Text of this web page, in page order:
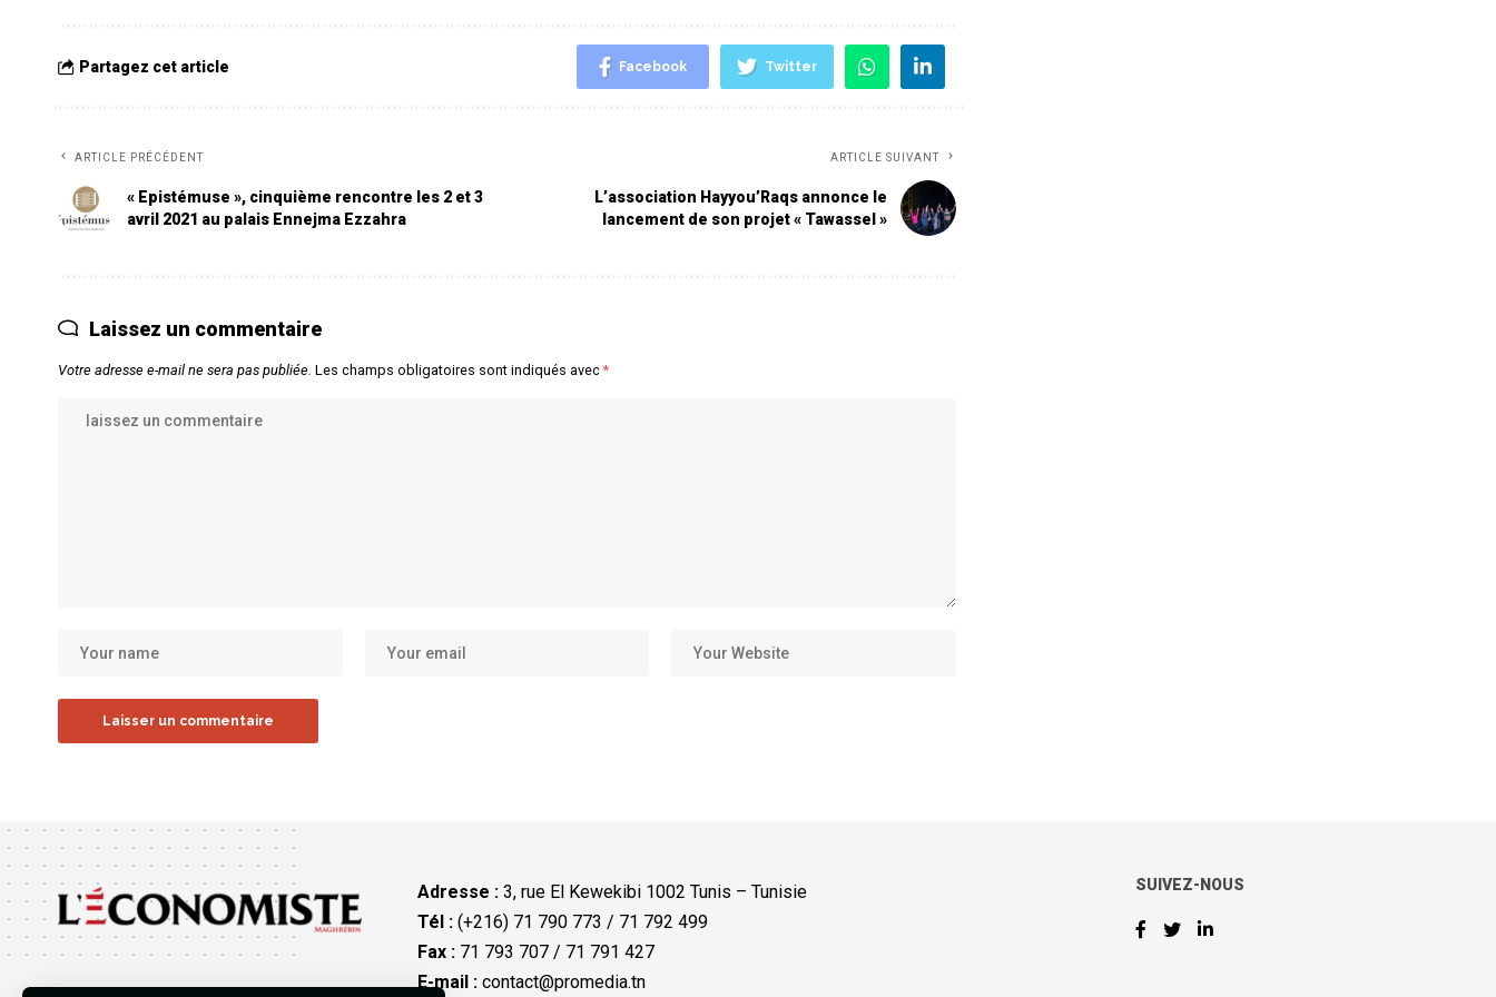
Partagez cet article Facebook Twitter
ARTICLE PRÉCÉDENT
« Epistémuse », cinquième rencontre les 2 et 3
avril 2021 au palais Ennejma Ezzahra
ARTICLE SUIVANT
L’association Hayyou’Raqs annonce le
lancement de son projet « Tawassel »
Laissez un commentaire
Votre adresse e-mail ne sera pas publiée. Les champs obligatoires sont indiqués avec*
Adresse : 3, rue El Kewekibi 1002 Tunis – Tunisie
Tél :(+216) 71 790 773 / 71 792 499
Fax :71 793 707 / 71 791 427
E-mail : contact@promedia.tn
SUIVEZ-NOUS